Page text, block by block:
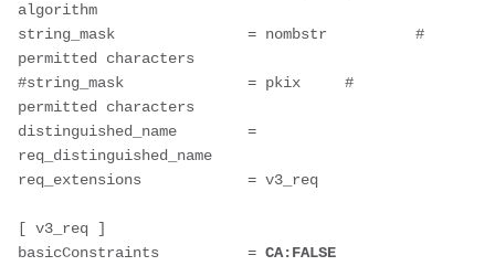
algorithm
string_mask               = nombstr          #
permitted characters
#string_mask              = pkix     #
permitted characters
distinguished_name        =
req_distinguished_name
req_extensions            = v3_req
[ v3_req ]
basicConstraints          = CA:FALSE